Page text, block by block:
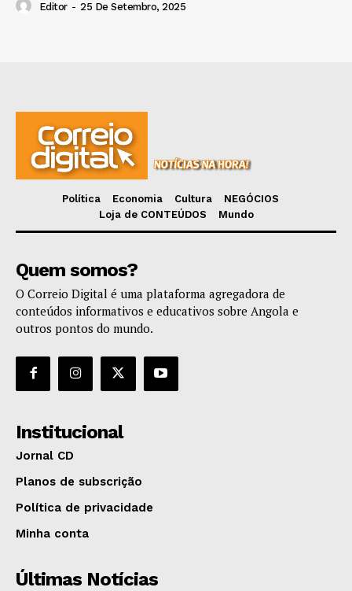
Editor - 25 De Setembro, 2025
Política Economia Cultura
NEGÓCIOS
Loja de CONTEÚDOS
Mundo
Quem somos?
O Correio Digital é uma plataforma agregadora de
conteúdos informativos e educativos sobre Angola e
outros pontos do mundo.
Institucional
Jornal CD
Planos de subscrição
Política de privacidade
Minha conta
Últimas Notícias